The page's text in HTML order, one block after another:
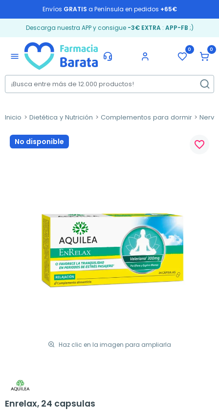
Envíos GRATIS a Península en pedidos +65€
Descarga nuestra APP y consigue -3€ EXTRA: APP-FB ;)
menu
0 0
Inicio Dietética y Nutrición Complementos para dormir
No disponible
Haz clic en la imagen para ampliarla
favorite_border
Enrelax, 24 capsulas